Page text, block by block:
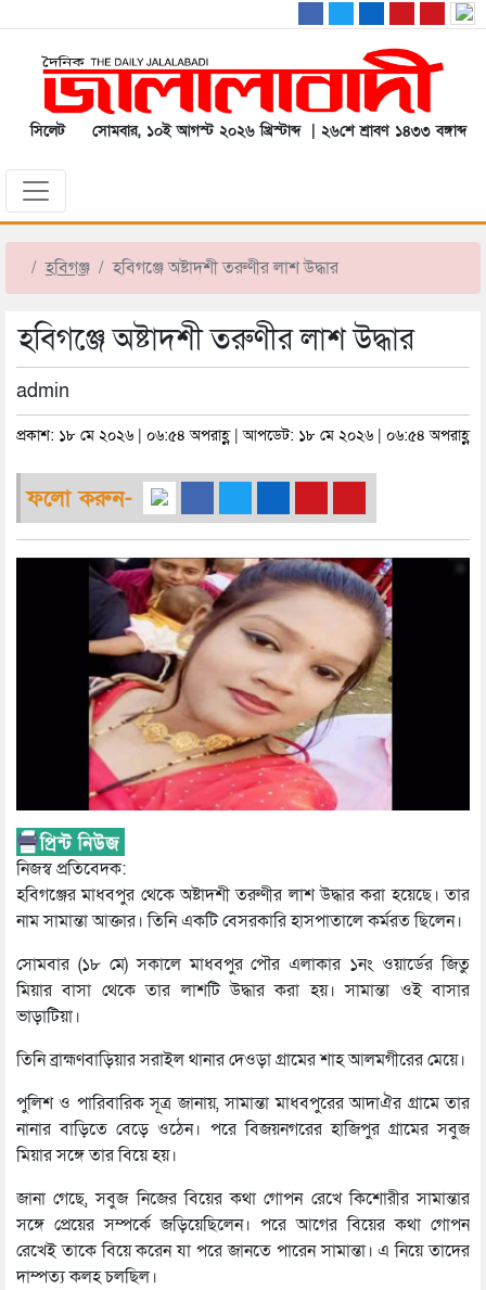
সিলেট সোমবার, ১০ই আগস্ট ২০২৬ খ্রিস্টাব্দ | ২৬শে শ্রাবণ ১৪৩৩ বঙ্গাব্দ
হবিগঞ্জ হবিগঞ্জে অষ্টাদশী তরুণীর লাশ উদ্ধার
হবিগঞ্জে অষ্টাদশী তরুণীর লাশ উদ্ধার
admin
প্রকাশ: ১৮ মে ২০২৬ | ০৬:৫৪ অপরাহ্ণ | আপডেট: ১৮ মে ২০২৬ | ০৬:৫৪ অপরাহ্ণ
ফলো করুন-
নিজস্ব প্রতিবেদক:
হবিগঞ্জের মাধবপুর থেকে অষ্টাদশী তরুণীর লাশ উদ্ধার করা হয়েছে। তার
নাম সামান্তা আক্তার। তিনি একটি বেসরকারি হাসপাতালে কর্মরত ছিলেন।
সোমবার (১৮ মে) সকালে মাধবপুর পৌর এলাকার ১নং ওয়ার্ডের জিতু
মিয়ার বাসা থেকে তার লাশটি উদ্ধার করা হয়। সামান্তা ওই বাসার
ভাড়াটিয়া।
তিনি ব্রাহ্মণবাড়িয়ার সরাইল থানার দেওড়া গ্রামের শাহ আলমগীরের মেয়ে।
পুলিশ ও পারিবারিক সূত্র জানায়, সামান্তা মাধবপুরের আদাঐর গ্রামে তার
নানার বাড়িতে বেড়ে ওঠেন। পরে বিজয়নগরের হাজিপুর গ্রামের সবুজ
মিয়ার সঙ্গে তার বিয়ে হয়।
জানা গেছে, সবুজ নিজের বিয়ের কথা গোপন রেখে কিশোরীর সামান্তার
সঙ্গে প্রেয়ের সম্পর্কে জড়িয়েছিলেন। পরে আগের বিয়ের কথা গোপন
রেখেই তাকে বিয়ে করেন যা পরে জানতে পারেন সামান্তা। এ নিয়ে তাদের
দাম্পত্য কলহ চলছিল।